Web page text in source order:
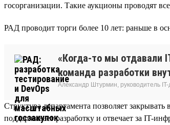
госорганизации. Такие аукционы проводят
РАД проводит торги более 10 лет: раньше в
«Когда-то мы отдавали
команда разработки
Александр Штурмин, руководитель
Структура департамента позволяет
поддерживает разработку и отвечает за IT-